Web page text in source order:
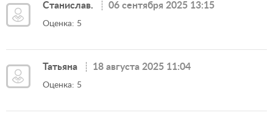
Станислав. 06 сентября 2025 13:15
Оценка: 5
Татьяна 18 августа 2025 11:04
Оценка: 5